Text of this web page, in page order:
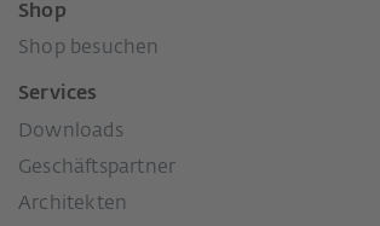
Shop
Shop besuchen
Services
Downloads
Geschäftspartner
Architekten